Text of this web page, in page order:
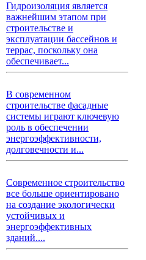
Гидроизоляция является
важнейшим этапом при
строительстве и
эксплуатации бассейнов и
террас, поскольку она
обеспечивает...
В современном
строительстве фасадные
системы играют ключевую
роль в обеспечении
энергоэффективности,
долговечности и...
Современное строительство
все больше ориентировано
на создание экологически
устойчивых и
энергоэффективных
зданий....